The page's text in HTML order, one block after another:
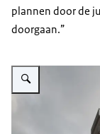
plannen door de
doorgaan.”
Vergroot afbeelding